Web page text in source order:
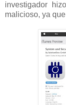
investigador
malicioso, ya